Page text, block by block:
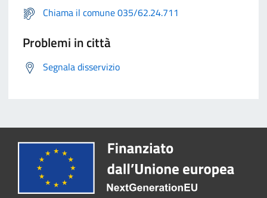
Chiama il comune 035/62.24.711
Problemi in città
Segnala disservizio